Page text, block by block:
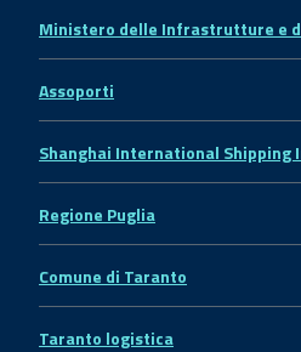
Ministero delle Infrastrutture e
Assoporti
Shanghai International Shipping
Regione Puglia
Comune di Taranto
Taranto logistica